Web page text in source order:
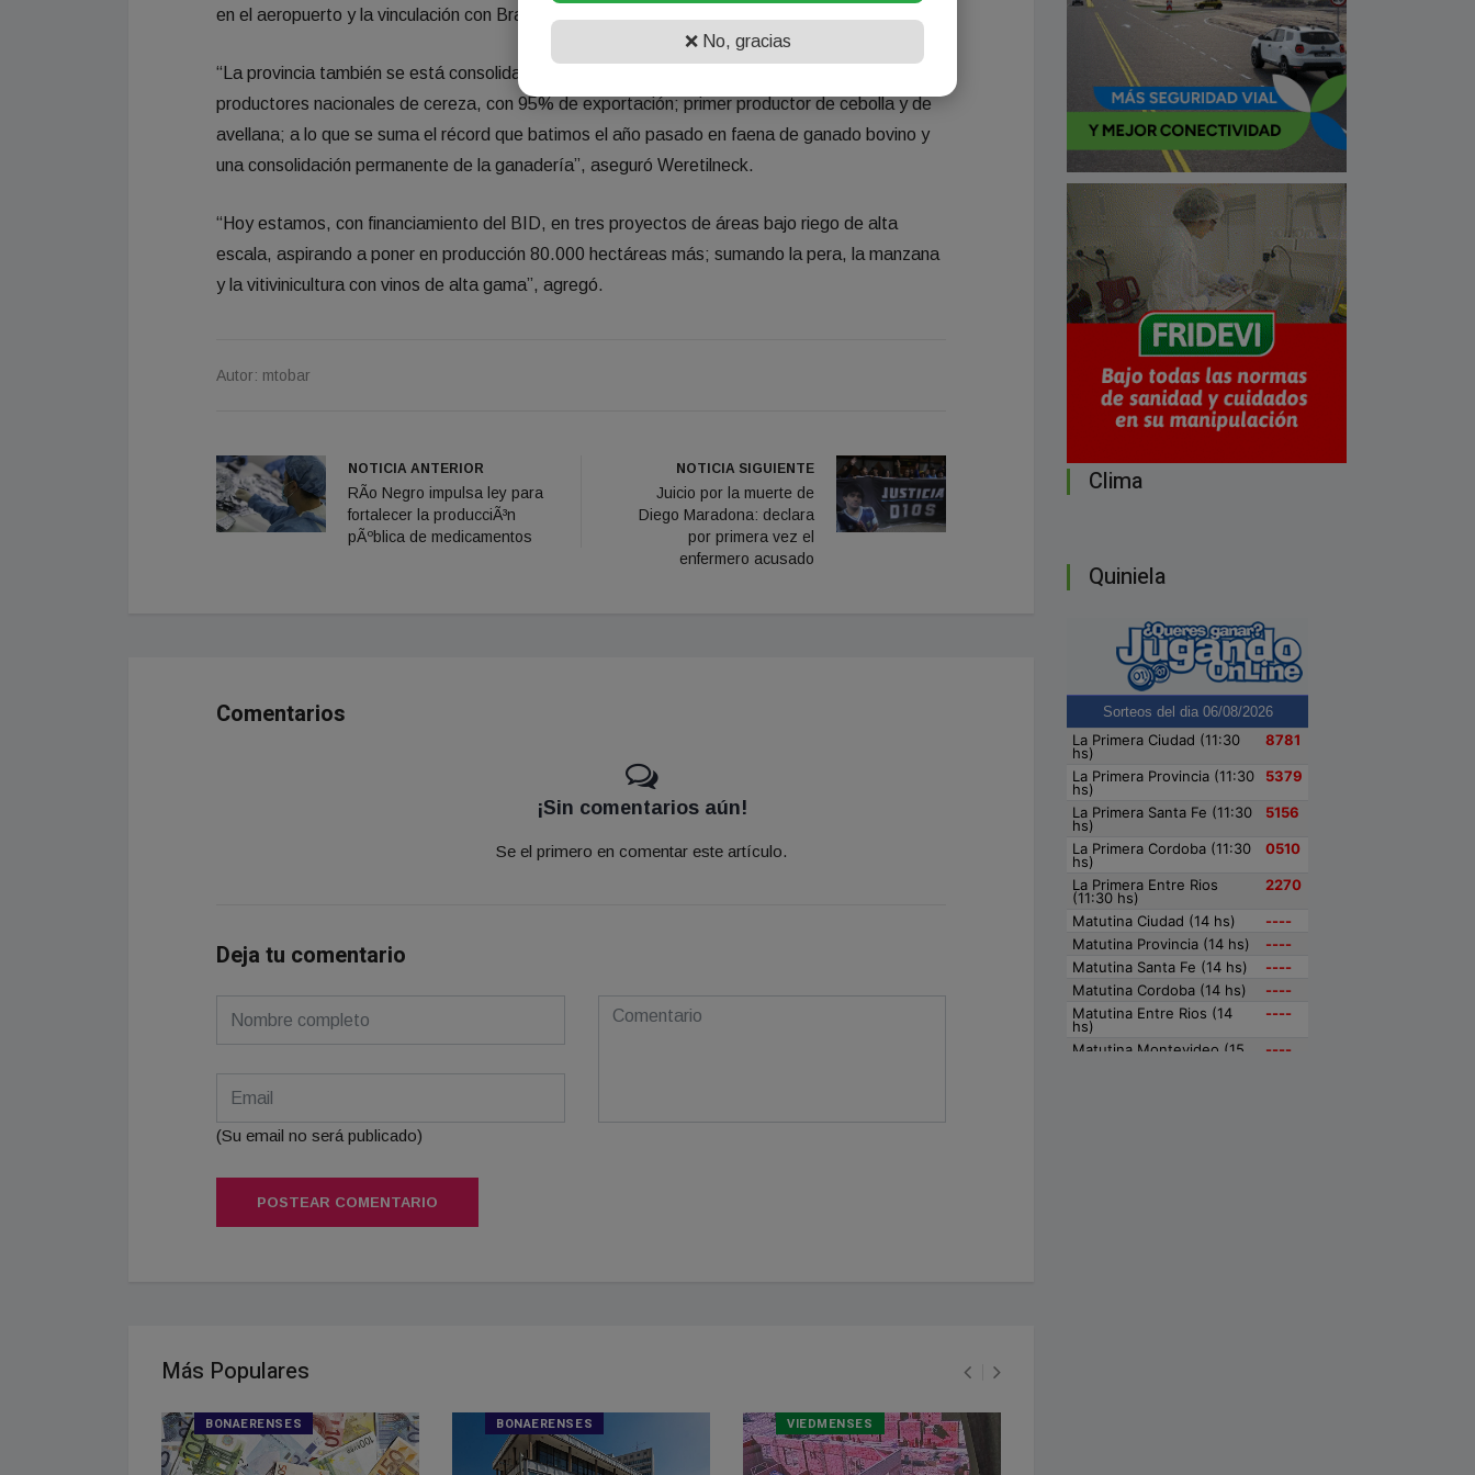
en el aeropuerto y la vinculación con Brasil.
“La provincia también se está consolidando en agricultura y ganadería. Somos principales
productores nacionales de cereza, con 95% de exportación; primer productor de cebolla y de
avellana; a lo que se suma el récord que batimos el año pasado en faena de ganado bovino y
una consolidación permanente de la ganadería”, aseguró Weretilneck.
“Hoy estamos, con financiamiento del BID, en tres proyectos de áreas bajo riego de alta
escala, aspirando a poner en producción 80.000 hectáreas más; sumando la pera, la manzana
y la vitivinicultura con vinos de alta gama”, agregó.
Autor: mtobar
NOTICIA ANTERIOR
RÃ­o Negro impulsa ley para
fortalecer la producciÃ³n
pÃºblica de medicamentos
NOTICIA SIGUIENTE
Juicio por la muerte de
Diego Maradona: declara
por primera vez el
enfermero acusado
Comentarios
¡Sin comentarios aún!
Se el primero en comentar este artículo.
Deja tu comentario
(Su email no será publicado)
POSTEAR COMENTARIO
Más Populares
BONAERENSES BONAERENSES VIEDMENSES
Clima
Quiniela
❌ No, gracias